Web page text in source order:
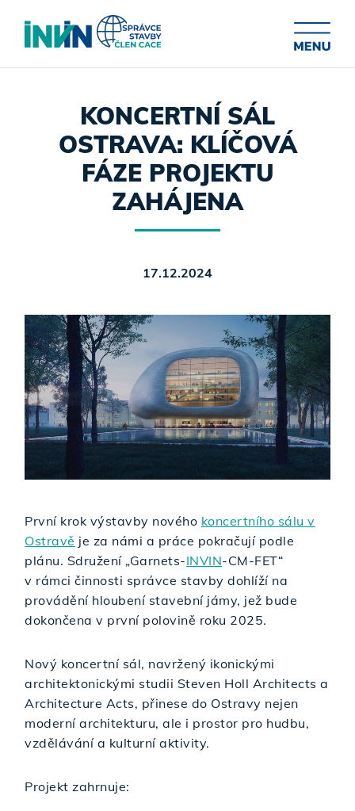
KONCERTNÍ SÁL
OSTRAVA: KLÍČOVÁ
FÁZE PROJEKTU
ZAHÁJENA
17.12.2024
První krok výstavby nového koncertního sálu v
Ostravě je za námi a práce pokračují podle
plánu. Sdružení „Garnets-INVIN-CM-FET“
v rámci činnosti správce stavby dohlíží na
provádění hloubení stavební jámy, jež bude
dokončena v první polovině roku 2025.
Nový koncertní sál, navržený ikonickými
architektonickými studii Steven Holl Architects a
Architecture Acts, přinese do Ostravy nejen
moderní architekturu, ale i prostor pro hudbu,
vzdělávání a kulturní aktivity.
Projekt zahrnuje: